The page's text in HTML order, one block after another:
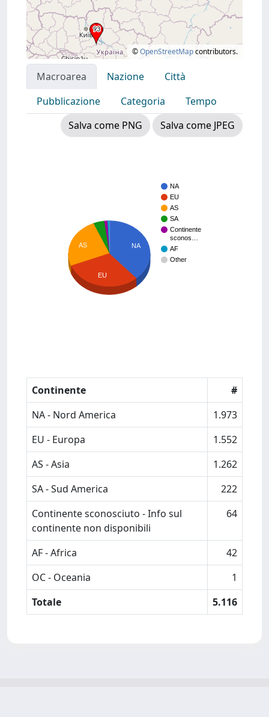
©OpenStreetMapcontributors.
Macroarea Nazione
Città
Pubblicazione
Categoria
Tempo
Salva come PNG
Salva come JPEG
NA
EU
AS
SA
Continente
sconos…
AF
Other
NA
AS
EU
Continente
#
NA - Nord America
1.973
EU - Europa
1.552
AS - Asia
1.262
SA - Sud America
222
Continente sconosciuto - Info sul
continente non disponibili
64
AF - Africa
42
OC - Oceania
1
Totale
5.116